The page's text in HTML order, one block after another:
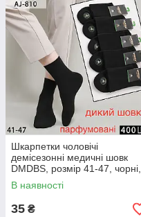
Шкарпетки чоловічі
демісезонні медичні шовк
DMDBS, розмір 41-47, чорні,
810
В наявності
35 ₴